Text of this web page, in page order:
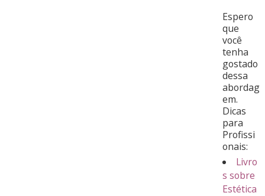
Espero
que
você
tenha
gostado
dessa
abordag
em.
Dicas
para
Profissi
onais:
Livro
s sobre
Estética